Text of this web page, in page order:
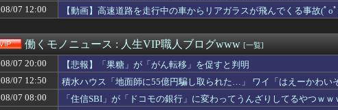
カツ丼屋さん「あかん、カツ丼が美味しすぎる……せや！」
【朗報】レインボー池田、女子アナと結婚ｗｗｗｗｗｗｗｗｗ
【悲報】ぺこぱ松蔭寺さん「みんな右とか左とか拘りすぎ。思想関係なく応援し
【画像】ギャルJSりりぴ(12)、近影ｗｗｗｗｗｗｗｗｗｗ
【悲報】中村敬斗の移籍はまたしても一筋縄ではいかず？スタッド・ランス会長
【画像】まま「なんかプール入ってたら学生にめっちゃ見られたw」
【爆笑】移民受け入れ派のパヨおばさん、自分の家に来られたら全力で拒否るｗ
【海外】Metal Hammer：ダウンロード・フェスティバル史上最高の13の...
阪神・藤川、いまだに勝ちパの中継ぎクローザーの序列を決め切れない
08/07 12:00
【動画】高速道路を走行中の車からリアガラスが飛んでくる事故(ﾟo
働くモノニュース : 人生VIP職人ブログwww [一覧]
08/07 20:00
【悲報】「果糖」が「がん転移」を促すと判明
08/07 12:50
積水ハウス「地面師に55億円騙し取られた…」 ワイ「はえーかわい
08/07 08:00
「住信SBI」が「ドコモの銀行」に変わってうんざりしてるやつｗｗ